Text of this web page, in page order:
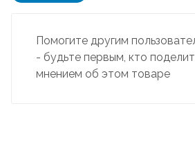
Помогите другим
- будьте первым, кто
мнением об этом товаре